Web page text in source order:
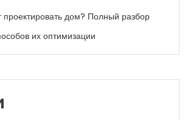
проектировать дом? Полный разбор
их оптимизации